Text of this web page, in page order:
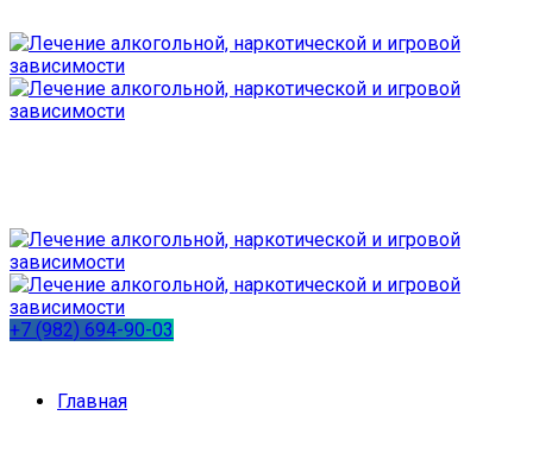
+7 (982) 694-90-03
Главная